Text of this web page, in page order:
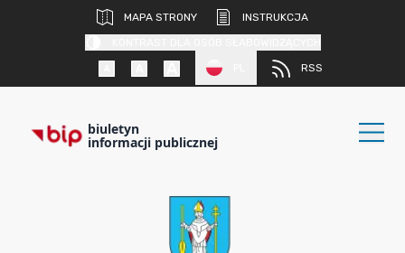
MAPA STRONY
INSTRUKCJA
RSS
biuletyn
informacji publicznej